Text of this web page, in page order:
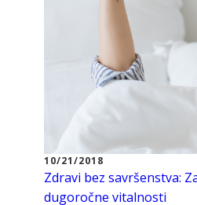
10/21/2018
Zdravi bez savršenstva:
dugoročne vitalnosti